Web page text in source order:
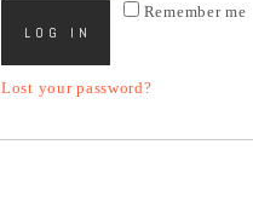
Remember me
LOG IN
Lost your password?